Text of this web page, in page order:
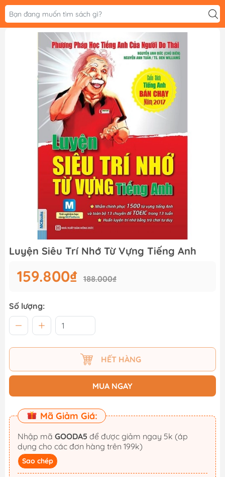
Luyện Siêu Trí Nhớ Từ Vựng Tiếng Anh
159.800₫ 188.000₫
Số lượng:
HẾT HÀNG
MUA NGAY
Mã Giảm Giá:
Nhập mã GOODA5
dụng cho các đơn hàng trên 199k)
Sao chép